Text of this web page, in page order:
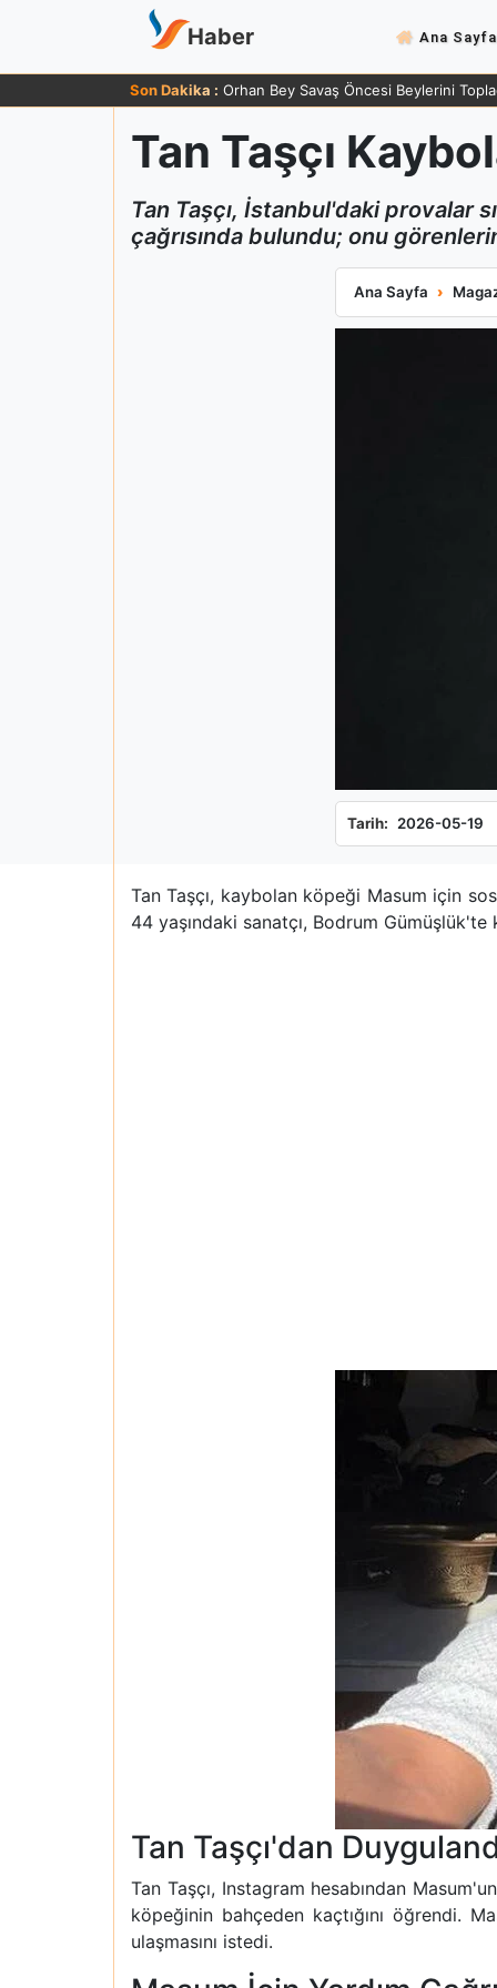
Haber Ana Sayfa
Son Dakika : Orhan Bey Savaş Öncesi Beylerini
Tan Taşçı
Tan Taşçı, İstanbul'daki provalar
çağrısında bulundu; onu
Ana Sayfa
Tan Taşçı
Tarih: 2026-05-19
Tan Taşçı, kaybolan köpeği Masum için
44 yaşındaki sanatçı, Bodrum
Tan Taşçı'dan
Tan Taşçı, Instagram hesabından
köpeğinin bahçeden kaçtığını öğrendi.
ulaşmasını istedi.